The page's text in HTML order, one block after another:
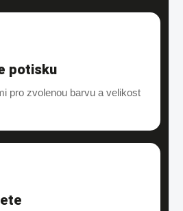
potisku
pro zvolenou barvu a velikost